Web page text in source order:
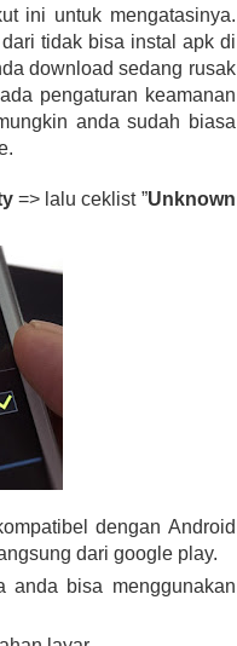
ini untuk mengatasinya.
tidak bisa instal apk di
download sedang rusak
pengaturan keamanan
anda sudah biasa
=> lalu ceklist ”Unknown
dengan Android
dari google play.
anda bisa menggunakan